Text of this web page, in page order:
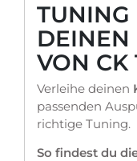
TUNING
DEINEN
VON CK
Verleihe deinen
passenden
richtige Tuning.
So findest du